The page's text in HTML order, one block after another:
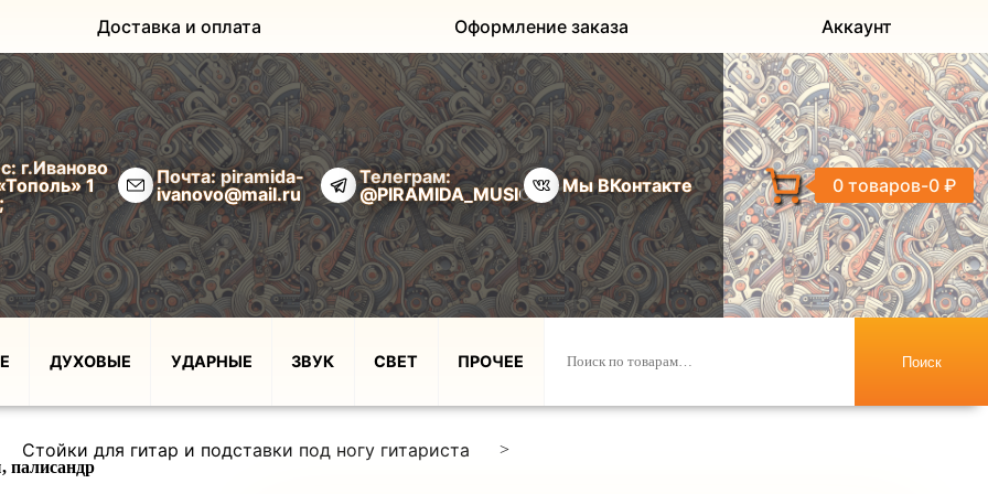
Доставка и оплата Оформление заказа Аккаунт
г.Иваново
1
Почта: piramida-
ivanovo@mail.ru
Телеграм:
@PIRAMIDA_MUSIC
Мы ВКонтакте 0 товаров 0 ₽
ДУХОВЫЕ УДАРНЫЕ ЗВУК СВЕТ ПРОЧЕЕ Поиск
Стойки для гитар и подставки под ногу гитариста
>
палисандр